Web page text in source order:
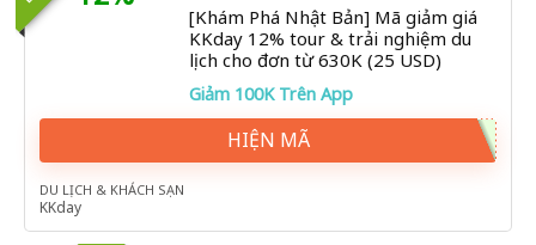
[Khám Phá Nhật Bản] Mã giảm giá
KKday 12% tour & trải nghiệm du
lịch cho đơn từ 630K (25 USD)
Giảm 100K Trên App
HIỆN MÃ
DU LỊCH & KHÁCH SẠN
KKday